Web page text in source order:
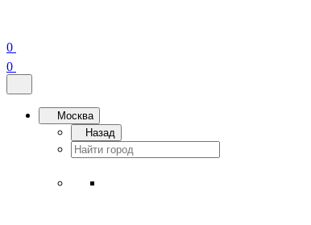
0
0
Москва
Назад